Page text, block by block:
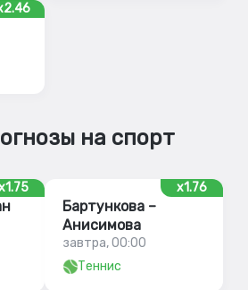
на спорт
x1.76
Бартункова –
Анисимова
завтра, 00:00
Теннис